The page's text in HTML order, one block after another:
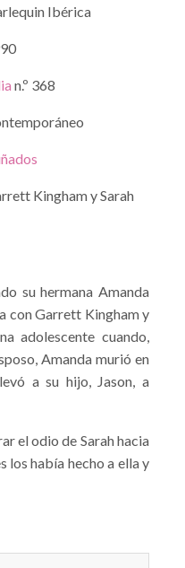
Ibérica
n.º 368
Kingham y Sarah
su hermana Amanda
con Garrett Kingham y
adolescente cuando,
Amanda murió en
a su hijo, Jason, a
el odio de Sarah hacia
los había hecho a ella y